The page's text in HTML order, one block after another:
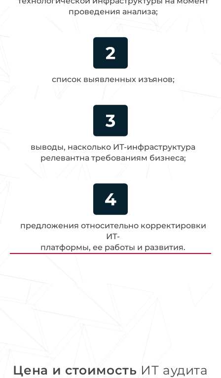
проведения анализа;
список выявленных изъянов;
выводы, насколько ИТ-инфраструктура
релевантна требованиям бизнеса;
предложения относительно корректировки
ИТ-
платформы, ее работы и развития.
Цена и стоимость ИТ аудита